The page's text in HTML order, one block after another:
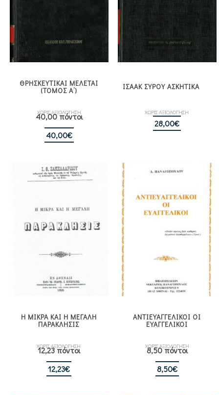
ΘΡΗΣΚΕΥΤΙΚΑΙ ΜΕΛΕΤΑΙ
(ΤΟΜΟΣ Α’)
ΧΩΡΙΣ ΑΞΙΟΛΟΓΗΣΗ
40,00 πόντοι
40,00€
ΙΣΑΑΚ ΣΥΡΟΥ ΑΣΚΗΤΙΚΑ
ΧΩΡΙΣ ΑΞΙΟΛΟΓΗΣΗ
28,00€
Η ΜΙΚΡΑ ΚΑΙ Η ΜΕΓΑΛΗ
ΠΑΡΑΚΛΗΣΙΣ
ΧΩΡΙΣ ΑΞΙΟΛΟΓΗΣΗ
12,23 πόντοι
12,23€
ΑΝΤΙΕΥΑΓΓΕΛΙΚΟΙ ΟΙ
ΕΥΑΓΓΕΛΙΚΟΙ
ΧΩΡΙΣ ΑΞΙΟΛΟΓΗΣΗ
8,50 πόντοι
8,50€